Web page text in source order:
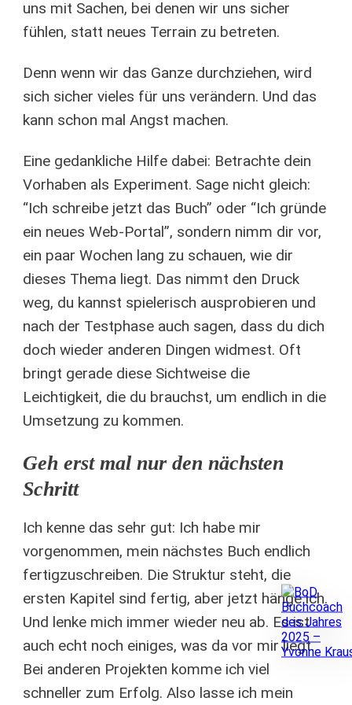
uns mit Sachen, bei denen wir uns sicher
fühlen, statt neues Terrain zu betreten.
Denn wenn wir das Ganze durchziehen, wird
sich sicher vieles für uns verändern. Und das
kann schon mal Angst machen.
Eine gedankliche Hilfe dabei: Betrachte dein
Vorhaben als Experiment. Sage nicht gleich:
“Ich schreibe jetzt das Buch” oder “Ich gründe
ein neues Web-Portal”, sondern nimm dir vor,
ein paar Wochen lang zu schauen, wie dir
dieses Thema liegt. Das nimmt den Druck
weg, du kannst spielerisch ausprobieren und
nach der Testphase auch sagen, dass du dich
doch wieder anderen Dingen widmest. Oft
bringt gerade diese Sichtweise die
Leichtigkeit, die du brauchst, um endlich in die
Umsetzung zu kommen.
Geh erst mal nur den nächsten
Schritt
Ich kenne das sehr gut: Ich habe mir
vorgenommen, mein nächstes Buch endlich
fertigzuschreiben. Die Struktur steht, die
ersten Kapitel sind fertig, aber jetzt hänge ich.
Und lenke mich immer wieder neu ab. Es ist
auch echt noch einiges, was da vor mir liegt.
Bei anderen Projekten komme ich viel
schneller zum Erfolg. Also lasse ich mein